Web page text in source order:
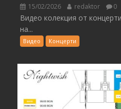
15/02/2026 redaktor 0
Видео колекция от
на...
Видео Концерти